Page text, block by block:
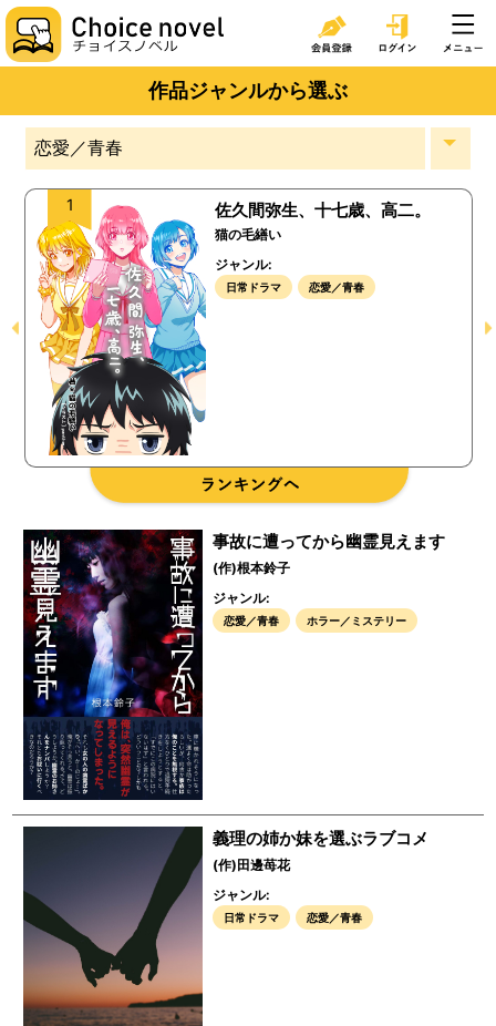
作品ジャンルから選ぶ
1 佐久間弥生、十七歳、高二。
猫の毛繕い
ジャンル:
日常ドラマ 恋愛／青春
事故に遭ってから幽霊見えます
(作)根本鈴子
ジャンル:
恋愛／青春 ホラー／ミステリー
義理の姉か妹を選ぶラブコメ
(作)田邊苺花
ジャンル:
日常ドラマ 恋愛／青春